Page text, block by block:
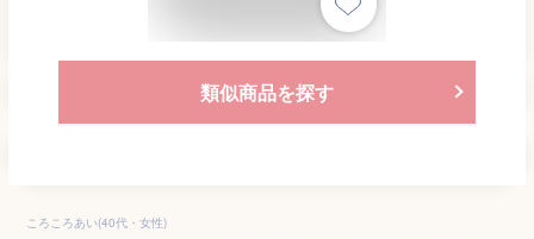
類似商品を探す
ころころあい(40代・女性)